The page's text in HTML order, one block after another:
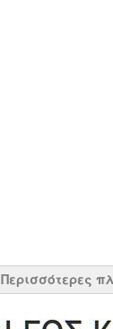
Περισσότερες